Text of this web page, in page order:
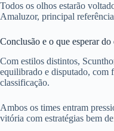
Todos os olhos estarão
Amaluzor, principal
Conclusão e o que esperar
Com estilos distintos,
equilibrado e disputado, com
classificação.
Ambos os times entram
vitória com estratégias bem